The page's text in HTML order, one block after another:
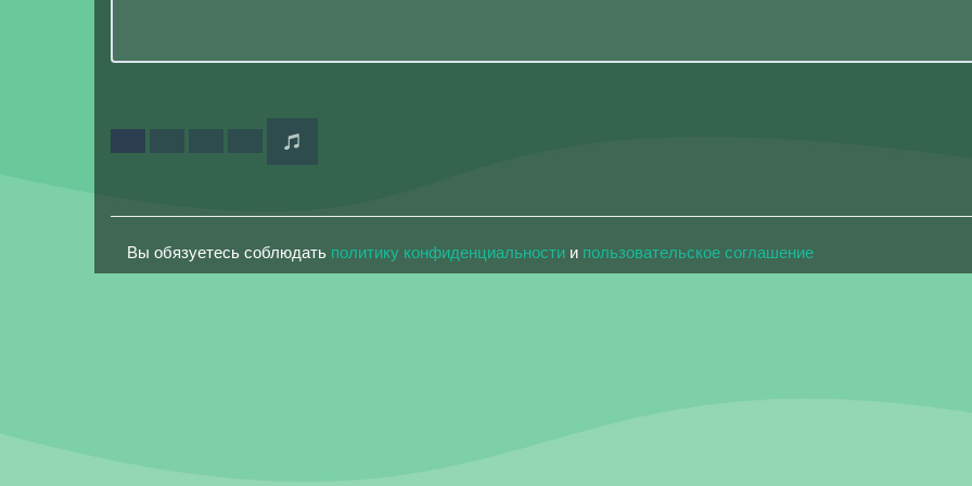
Вы обязуетесь соблюдать политику конфиденциальности и пользовательское соглашение